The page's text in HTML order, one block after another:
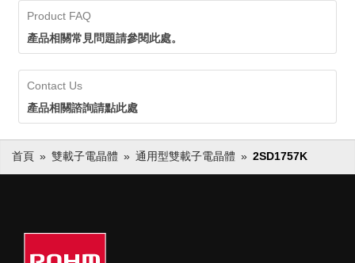
Product FAQ
產品相關常見問題請參閱此處。
Contact Us
產品相關諮詢請點此處
首頁 雙載子電晶體 通用型雙載子電晶體 2SD1757K